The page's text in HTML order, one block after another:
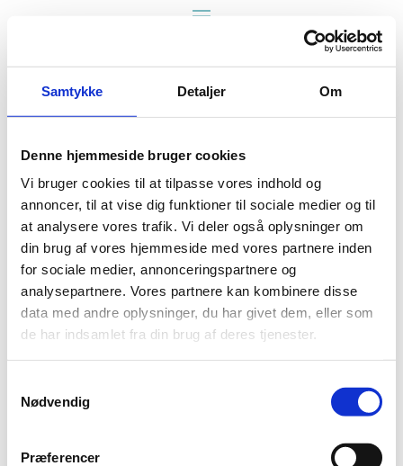
Samtykke Detaljer Om
Denne hjemmeside bruger cookies
Vi bruger cookies til at tilpasse vores indhold og
annoncer, til at vise dig funktioner til sociale medier og til
at analysere vores trafik. Vi deler også oplysninger om
din brug af vores hjemmeside med vores partnere inden
for sociale medier, annonceringspartnere og
analysepartnere. Vores partnere kan kombinere disse
data med andre oplysninger, du har givet dem, eller som
de har indsamlet fra din brug af deres tjenester.
Nødvendig
Præferencer
©2026 Bygge-Kalk ApS